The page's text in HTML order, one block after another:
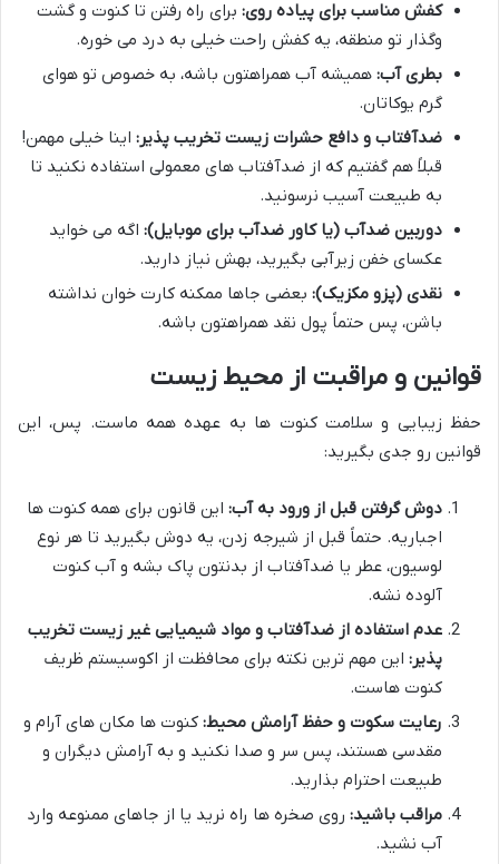
کفش مناسب برای پیاده روی: برای راه رفتن تا کنوت و گشت
وگذار تو منطقه، یه کفش راحت خیلی به درد می خوره.
بطری آب: همیشه آب همراهتون باشه، به خصوص تو هوای
گرم یوکاتان.
ضدآفتاب و دافع حشرات زیست تخریب پذیر: اینا خیلی مهمن!
قبلاً هم گفتیم که از ضدآفتاب های معمولی استفاده نکنید تا
به طبیعت آسیب نرسونید.
دوربین ضدآب (یا کاور ضدآب برای موبایل): اگه می خواید
عکسای خفن زیرآبی بگیرید، بهش نیاز دارید.
نقدی (پزو مکزیک): بعضی جاها ممکنه کارت خوان نداشته
باشن، پس حتماً پول نقد همراهتون باشه.
قوانین و مراقبت از محیط زیست
حفظ زیبایی و سلامت کنوت ها به عهده همه ماست. پس، این
قوانین رو جدی بگیرید:
دوش گرفتن قبل از ورود به آب: این قانون برای همه کنوت ها
اجباریه. حتماً قبل از شیرجه زدن، یه دوش بگیرید تا هر نوع
لوسیون، عطر یا ضدآفتاب از بدنتون پاک بشه و آب کنوت
آلوده نشه.
عدم استفاده از ضدآفتاب و مواد شیمیایی غیر زیست تخریب
پذیر: این مهم ترین نکته برای محافظت از اکوسیستم ظریف
کنوت هاست.
رعایت سکوت و حفظ آرامش محیط: کنوت ها مکان های آرام و
مقدسی هستند، پس سر و صدا نکنید و به آرامش دیگران و
طبیعت احترام بذارید.
مراقب باشید: روی صخره ها راه نرید یا از جاهای ممنوعه وارد
آب نشید.